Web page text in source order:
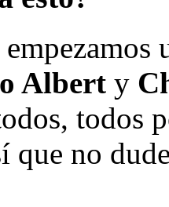
Albert y
todos
que no